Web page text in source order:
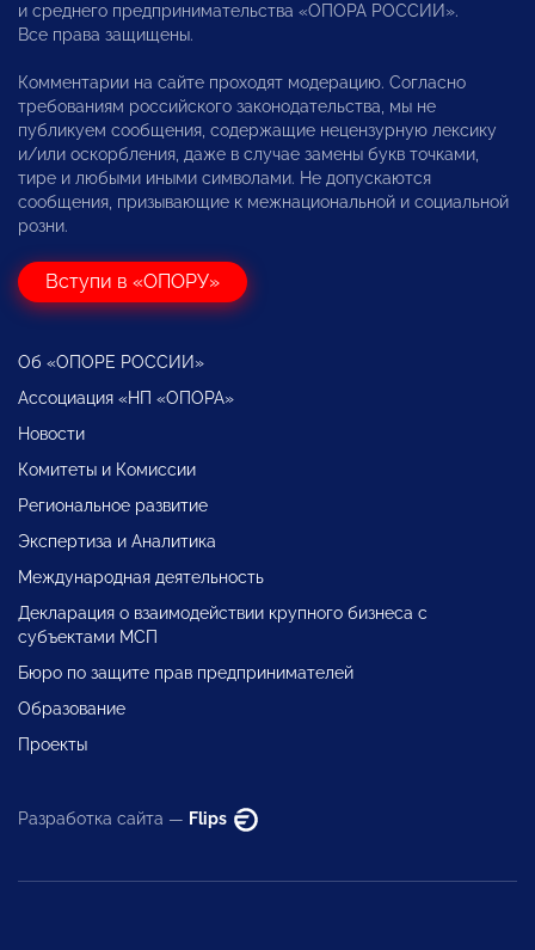
и среднего предпринимательства «ОПОРА РОССИИ».
Все права защищены.
Комментарии на сайте проходят модерацию. Согласно
требованиям российского законодательства, мы не
публикуем сообщения, содержащие нецензурную лексику
и/или оскорбления, даже в случае замены букв точками,
тире и любыми иными символами. Не допускаются
сообщения, призывающие к межнациональной и социальной
розни.
Вступи в «ОПОРУ»
Об «ОПОРЕ РОССИИ»
Ассоциация «НП «ОПОРА»
Новости
Комитеты и Комиссии
Региональное развитие
Экспертиза и Аналитика
Международная деятельность
Декларация о взаимодействии крупного бизнеса с
субъектами МСП
Бюро по защите прав предпринимателей
Образование
Проекты
Разработка сайта — Flips